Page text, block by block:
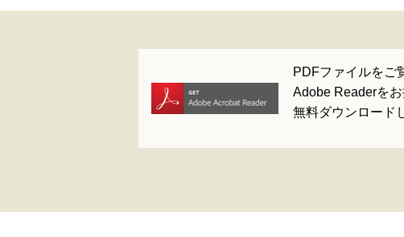
PDFファイルをご
Adobe Readerを
無料ダウンロード